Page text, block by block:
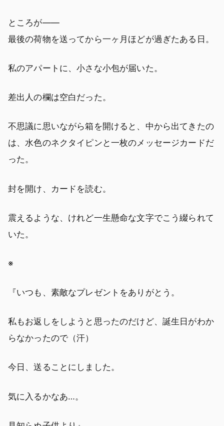
ところが――
最後の荷物を送ってから一ヶ月ほどが過ぎたある日。
私のアパートに、小さな小包が届いた。
差出人の欄は空白だった。
不思議に思いながら箱を開けると、中から出てきたの
は、水色のネクタイピンと一枚のメッセージカードだ
った。
封を開け、カードを読む。
震えるような、けれど一生懸命な文字でこう綴られて
いた。
※
『いつも、素敵なプレゼントをありがとう。
私もお返しをしようと思ったのだけど、誕生日がわか
らなかったので（汗）
今日、送ることにしました。
気に入るかなあ…。